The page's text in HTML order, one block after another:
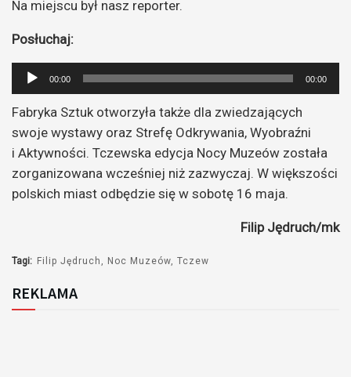
Na miejscu był nasz reporter.
Posłuchaj:
Odtwarzacz
plików
dźwiękowych
00:00 00:00
Fabryka Sztuk otworzyła także dla zwiedzających
swoje wystawy oraz Strefę Odkrywania, Wyobraźni
i Aktywności. Tczewska edycja Nocy Muzeów została
zorganizowana wcześniej niż zazwyczaj. W większości
polskich miast odbędzie się w sobotę 16 maja.
Filip Jędruch/mk
Tagi: Filip Jędruch Noc Muzeów Tczew
REKLAMA